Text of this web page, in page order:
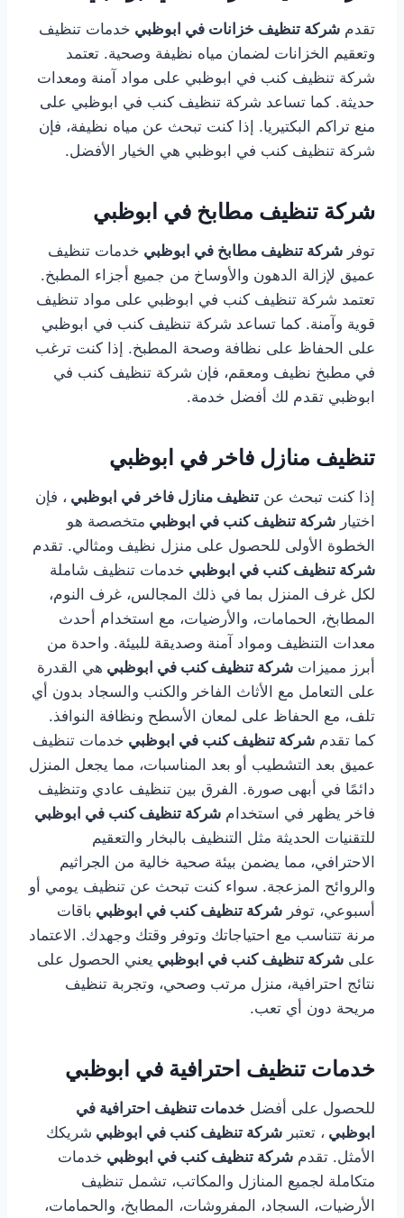
تقدم شركة تنظيف خزانات في ابوظبي خدمات تنظيف
وتعقيم الخزانات لضمان مياه نظيفة وصحية. تعتمد
شركة تنظيف كنب في ابوظبي على مواد آمنة ومعدات
حديثة. كما تساعد شركة تنظيف كنب في ابوظبي على
منع تراكم البكتيريا. إذا كنت تبحث عن مياه نظيفة، فإن
شركة تنظيف كنب في ابوظبي هي الخيار الأفضل.
شركة تنظيف مطابخ في ابوظبي
توفر شركة تنظيف مطابخ في ابوظبي خدمات تنظيف
عميق لإزالة الدهون والأوساخ من جميع أجزاء المطبخ.
تعتمد شركة تنظيف كنب في ابوظبي على مواد تنظيف
قوية وآمنة. كما تساعد شركة تنظيف كنب في ابوظبي
على الحفاظ على نظافة وصحة المطبخ. إذا كنت ترغب
في مطبخ نظيف ومعقم، فإن شركة تنظيف كنب في
ابوظبي تقدم لك أفضل خدمة.
تنظيف منازل فاخر في ابوظبي
إذا كنت تبحث عن تنظيف منازل فاخر في ابوظبي ، فإن
اختيار شركة تنظيف كنب في ابوظبي متخصصة هو
الخطوة الأولى للحصول على منزل نظيف ومثالي. تقدم
شركة تنظيف كنب في ابوظبي خدمات تنظيف شاملة
لكل غرف المنزل بما في ذلك المجالس، غرف النوم،
المطابخ، الحمامات، والأرضيات، مع استخدام أحدث
معدات التنظيف ومواد آمنة وصديقة للبيئة. واحدة من
أبرز مميزات شركة تنظيف كنب في ابوظبي هي القدرة
على التعامل مع الأثاث الفاخر والكنب والسجاد بدون أي
تلف، مع الحفاظ على لمعان الأسطح ونظافة النوافذ.
كما تقدم شركة تنظيف كنب في ابوظبي خدمات تنظيف
عميق بعد التشطيب أو بعد المناسبات، مما يجعل المنزل
دائمًا في أبهى صورة. الفرق بين تنظيف عادي وتنظيف
فاخر يظهر في استخدام شركة تنظيف كنب في ابوظبي
للتقنيات الحديثة مثل التنظيف بالبخار والتعقيم
الاحترافي، مما يضمن بيئة صحية خالية من الجراثيم
والروائح المزعجة. سواء كنت تبحث عن تنظيف يومي أو
أسبوعي، توفر شركة تنظيف كنب في ابوظبي باقات
مرنة تتناسب مع احتياجاتك وتوفر وقتك وجهدك. الاعتماد
على شركة تنظيف كنب في ابوظبي يعني الحصول على
نتائج احترافية، منزل مرتب وصحي، وتجربة تنظيف
مريحة دون أي تعب.
خدمات تنظيف احترافية في ابوظبي
للحصول على أفضل خدمات تنظيف احترافية في
ابوظبي ، تعتبر شركة تنظيف كنب في ابوظبي شريكك
الأمثل. تقدم شركة تنظيف كنب في ابوظبي خدمات
متكاملة لجميع المنازل والمكاتب، تشمل تنظيف
الأرضيات، السجاد، المفروشات، المطابخ، والحمامات،